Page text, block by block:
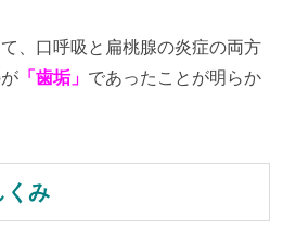
、口呼吸と扁桃腺の炎症の両方
「歯垢」 であったことが明らか
くみ